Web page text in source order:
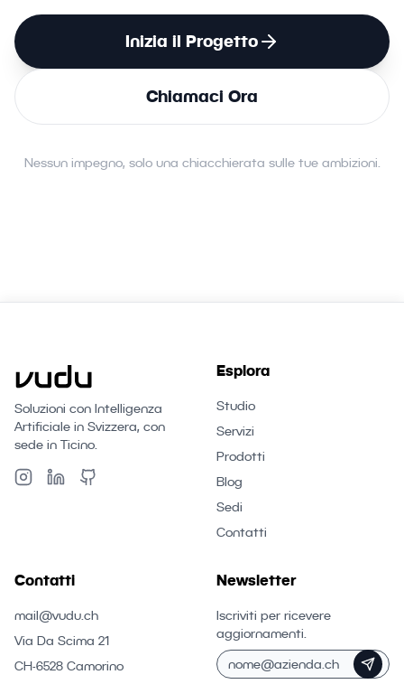
Inizia il Progetto
Chiamaci Ora
Nessun impegno, solo una chiacchierata sulle tue ambizioni.
Soluzioni con Intelligenza
Artificiale in Svizzera, con
sede in Ticino.
Esplora
Studio
Servizi
Prodotti
Blog
Sedi
Contatti
Contatti
mail@vudu.ch
Via Da Scima 21
CH-6528 Camorino
Newsletter
Iscriviti per ricevere
aggiornamenti.